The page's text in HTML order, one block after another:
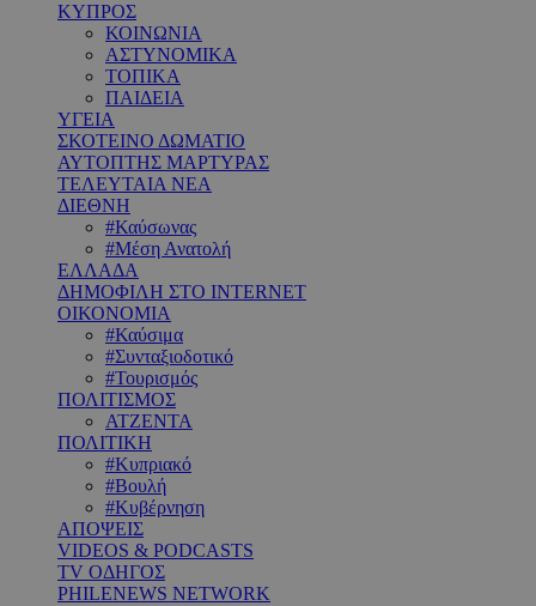
ΚΥΠΡΟΣ
ΚΟΙΝΩΝΙΑ
ΑΣΤΥΝΟΜΙΚΑ
ΤΟΠΙΚΑ
ΠΑΙΔΕΙΑ
ΥΓΕΙΑ
ΣΚΟΤΕΙΝΟ ΔΩΜΑΤΙΟ
ΑΥΤΟΠΤΗΣ ΜΑΡΤΥΡΑΣ
ΤΕΛΕΥΤΑΙΑ ΝΕΑ
ΔΙΕΘΝΗ
#Καύσωνας
#Μέση Ανατολή
ΕΛΛΑΔΑ
ΔΗΜΟΦΙΛΗ ΣΤΟ INTERNET
ΟΙΚΟΝΟΜΙΑ
#Καύσιμα
#Συνταξιοδοτικό
#Τουρισμός
ΠΟΛΙΤΙΣΜΟΣ
ΑΤΖΕΝΤΑ
ΠΟΛΙΤΙΚΗ
#Κυπριακό
#Βουλή
#Κυβέρνηση
ΑΠΟΨΕΙΣ
VIDEOS & PODCASTS
TV ΟΔΗΓΟΣ
PHILENEWS NETWORK